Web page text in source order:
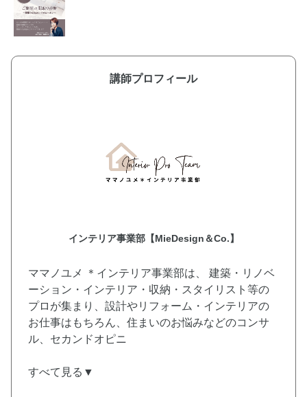
講師プロフィール
インテリア事業部【MieDesign＆Co.】
ママノユメ ＊インテリア事業部は、 建築・リノベ
ーション・インテリア・収納・スタイリスト等の
プロが集まり、設計やリフォーム・インテリアの
お仕事はもちろん、住まいのお悩みなどのコンサ
ル、セカンドオピニ
すべて見る▼